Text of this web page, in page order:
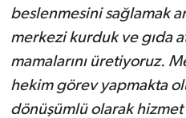
beslenmesini sağlamak
merkezi kurduk ve gıda
mamalarını üretiyoruz.
hekim görev yapmakta
dönüşümlü olarak